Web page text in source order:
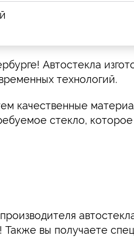
Автостекла
технологий.
качественные
стекло,
вы получаете